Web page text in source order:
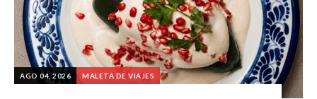
AGO 04, 2026 MALETA DE VIAJES